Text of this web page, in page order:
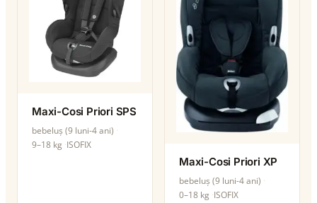
Maxi-Cosi Priori SPS
bebeluș (9 luni-4 ani)
9–18 kg ISOFIX
Maxi-Cosi Priori XP
bebeluș (9 luni-4 ani)
0–18 kg ISOFIX